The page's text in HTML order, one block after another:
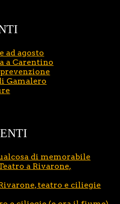
ad agosto
a Carentino
Gamalero
di memorabile
a Rivarone,
teatro e ciliegie